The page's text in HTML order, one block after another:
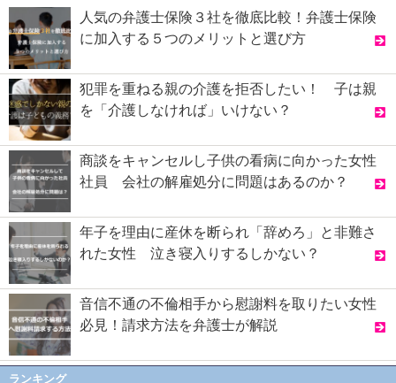
人気の弁護士保険３社を徹底比較！弁護士保険
に加入する５つのメリットと選び方
犯罪を重ねる親の介護を拒否したい！ 子は親
を「介護しなければ」いけない？
商談をキャンセルし子供の看病に向かった女性
社員 会社の解雇処分に問題はあるのか？
年子を理由に産休を断られ「辞めろ」と非難さ
れた女性 泣き寝入りするしかない？
音信不通の不倫相手から慰謝料を取りたい女性
必見！請求方法を弁護士が解説
ランキング